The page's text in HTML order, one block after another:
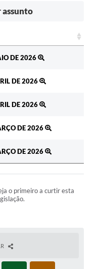
DE 2026
DE 2026
DE 2026
DE 2026
DE 2026
o primeiro a curtir esta